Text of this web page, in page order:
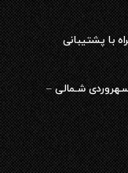
با پشتیبانی
شـمالی –